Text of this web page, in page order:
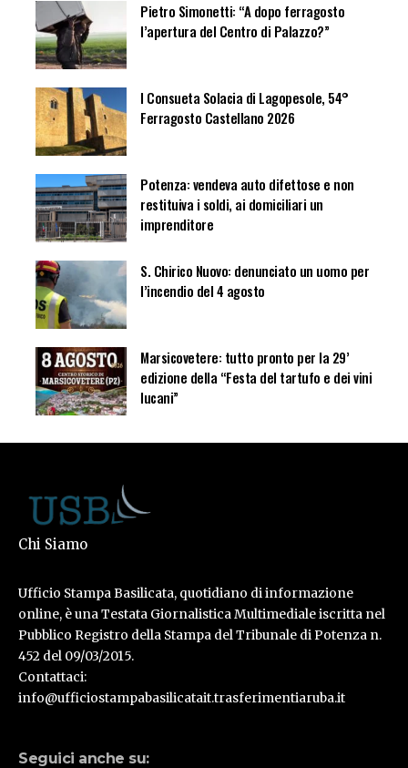
Pietro Simonetti: “A dopo ferragosto
l’apertura del Centro di Palazzo?”
I Consueta Solacia di Lagopesole, 54°
Ferragosto Castellano 2026
Potenza: vendeva auto difettose e non
restituiva i soldi, ai domiciliari un
imprenditore
S. Chirico Nuovo: denunciato un uomo per
l’incendio del 4 agosto
Marsicovetere: tutto pronto per la 29’
edizione della “Festa del tartufo e dei vini
lucani”
Chi Siamo
Ufficio Stampa Basilicata, quotidiano di informazione
online, è una Testata Giornalistica Multimediale iscritta nel
Pubblico Registro della Stampa del Tribunale di Potenza n.
452 del 09/03/2015.
Contattaci:
info@ufficiostampabasilicatait.trasferimentiaruba.it
Seguici anche su: